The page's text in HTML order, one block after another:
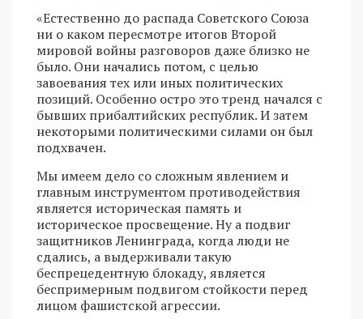
«Естественно до распада Советского Союза
ни о каком пересмотре итогов Второй
мировой войны разговоров даже близко не
было. Они начались потом, с целью
завоевания тех или иных политических
позиций. Особенно остро это тренд начался с
бывших прибалтийских республик. И затем
некоторыми политическими силами он был
подхвачен.
Мы имеем дело со сложным явлением и
главным инструментом противодействия
является историческая память и
историческое просвещение. Ну а подвиг
защитников Ленинграда, когда люди не
сдались, а выдерживали такую
беспрецедентную блокаду, является
беспримерным подвигом стойкости перед
лицом фашистской агрессии.